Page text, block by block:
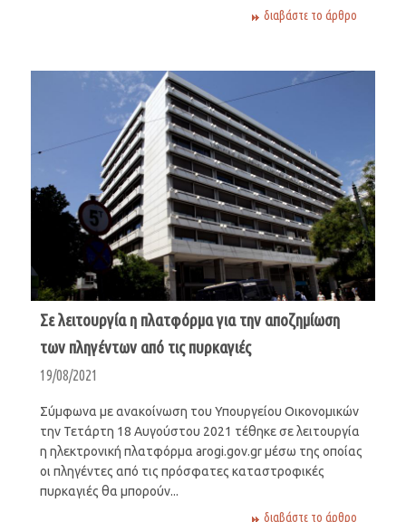
διαβάστε το άρθρο
Σε λειτουργία η πλατφόρμα για την αποζημίωση
των πληγέντων από τις πυρκαγιές
19/08/2021
Σύμφωνα με ανακοίνωση του Υπουργείου Οικονομικών
την Τετάρτη 18 Αυγούστου 2021 τέθηκε σε λειτουργία
η ηλεκτρονική πλατφόρμα arogi.gov.gr μέσω της οποίας
οι πληγέντες από τις πρόσφατες καταστροφικές
πυρκαγιές θα μπορούν...
διαβάστε το άρθρο